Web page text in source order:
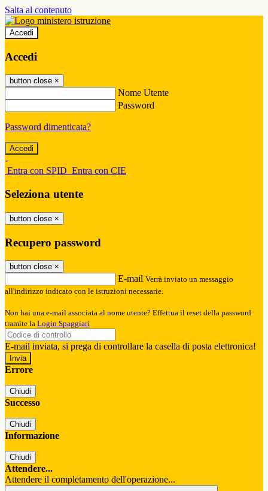
Salta al contenuto
Accedi
Accedi
button close ×
Nome Utente
Password
Password dimenticata?
-
Entra con SPID Entra con CIE
Seleziona utente
button close ×
Recupero password
button close ×
E-mail Verrà inviato un messaggio
all'indirizzo indicato con le istruzioni necessarie.
Non hai una e-mail associata al nome utente? Effettua il reset della password
tramite la Login Spaggiari
E-mail inviata, si prega di controllare la casella di posta elettronica!
Errore
Chiudi
Successo
Chiudi
Informazione
Chiudi
Attendere...
Attendere il completamento dell'operazione...